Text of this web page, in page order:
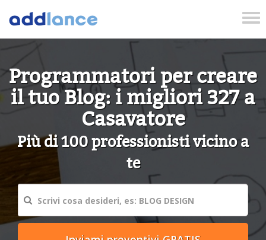
Programmatori per creare
il tuo Blog: i migliori 327 a
Casavatore
Più di 100 professionisti vicino a
te